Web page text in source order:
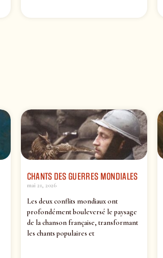
CHANTS DES GUERRES MONDIALES
mai 21, 2026
Les deux conflits mondiaux ont
profondément bouleversé le paysage
de la chanson française, transformant
les chants populaires et